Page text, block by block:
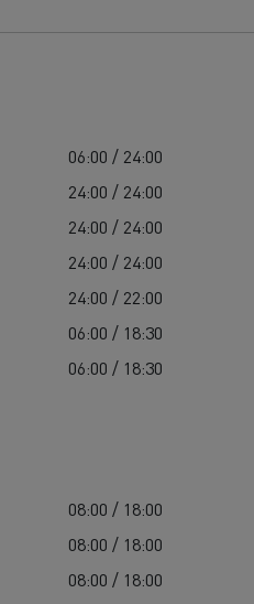
06:00 / 24:00
24:00 / 24:00
24:00 / 24:00
24:00 / 24:00
24:00 / 22:00
06:00 / 18:30
06:00 / 18:30
08:00 / 18:00
08:00 / 18:00
08:00 / 18:00